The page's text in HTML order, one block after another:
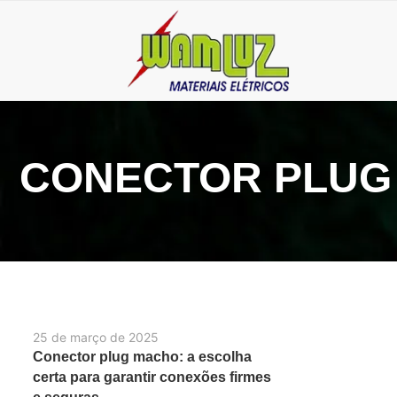
CONECTOR
25 de março de 2025
Conector plug macho: a escolha
certa para garantir conexões firmes